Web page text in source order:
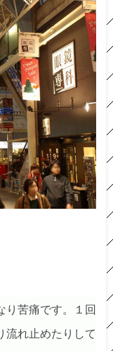
り苦痛です。１回
流れ止めたりして